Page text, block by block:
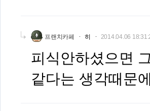
프랜치카페 히 2014.04.06
피식안하셨으면
같다는 생각때문